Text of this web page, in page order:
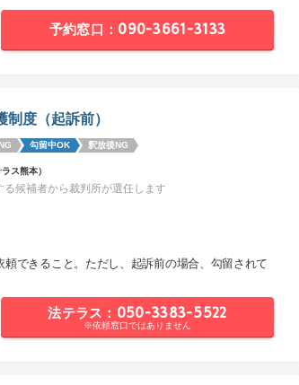
予約窓口：090-3661-3133
度（起訴前）
勾留中OK 釈放後NG
ラス熊本）
候補者から裁判所が選任します
できること。ただし、起訴前の場合、勾留されて
法テラス：050-3383-5522
※依頼窓口ではありません